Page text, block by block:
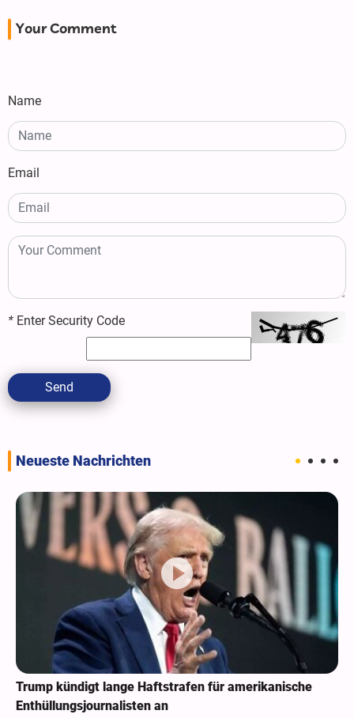
Your Comment
Name
Email
* Enter Security Code
Send
Neueste Nachrichten
Trump kündigt lange Haftstrafen für amerikanische
Enthüllungsjournalisten an